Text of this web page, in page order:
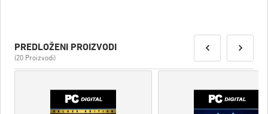
PREDLOŽENI PROIZVODI
(20 Proizvodi)